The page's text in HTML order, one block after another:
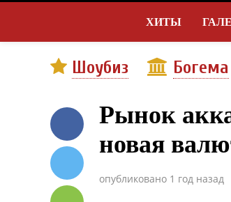
ХИТЫ
Шоубиз Богема
Рынок
новая
опубликовано 1 год назад